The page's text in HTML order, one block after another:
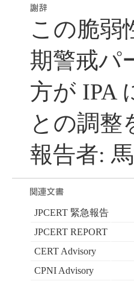
この脆弱
期警戒パ
方が IPA
との調整
報告者:
JPCERT 緊急報告
JPCERT REPORT
CERT Advisory
CPNI Advisory